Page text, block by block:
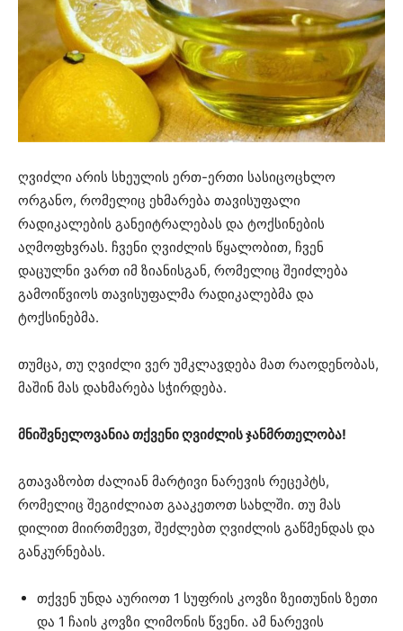
ღვიძლი არის სხეულის ერთ-ერთი სასიცოცხლო
ორგანო, რომელიც ეხმარება თავისუფალი
რადიკალების განეიტრალებას და ტოქსინების
აღმოფხვრას. ჩვენი ღვიძლის წყალობით, ჩვენ
დაცულნი ვართ იმ ზიანისგან, რომელიც შეიძლება
გამოიწვიოს თავისუფალმა რადიკალებმა და
ტოქსინებმა.
თუმცა, თუ ღვიძლი ვერ უმკლავდება მათ რაოდენობას,
მაშინ მას დახმარება სჭირდება.
მნიშვნელოვანია თქვენი ღვიძლის ჯანმრთელობა!
გთავაზობთ ძალიან მარტივი ნარევის რეცეპტს,
რომელიც შეგიძლიათ გააკეთოთ სახლში. თუ მას
დილით მიირთმევთ, შეძლებთ ღვიძლის გაწმენდას და
განკურნებას.
თქვენ უნდა აურიოთ 1 სუფრის კოვზი ზეითუნის ზეთი
და 1 ჩაის კოვზი ლიმონის წვენი. ამ ნარევის